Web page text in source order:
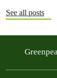
See all posts